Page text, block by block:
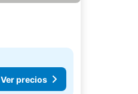
Ver precios